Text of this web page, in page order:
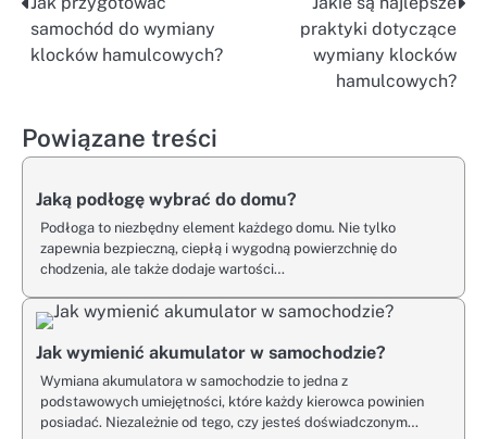
Nawigacja
wpisu
samochód do wymiany
klocków hamulcowych?
praktyki dotyczące
wymiany klocków
hamulcowych?
Powiązane treści
Jaką podłogę wybrać do domu?
Podłoga to niezbędny element każdego domu. Nie tylko
zapewnia bezpieczną, ciepłą i wygodną powierzchnię do
chodzenia, ale także dodaje wartości…
Jak wymienić akumulator w samochodzie?
Wymiana akumulatora w samochodzie to jedna z
podstawowych umiejętności, które każdy kierowca powinien
posiadać. Niezależnie od tego, czy jesteś doświadczonym…